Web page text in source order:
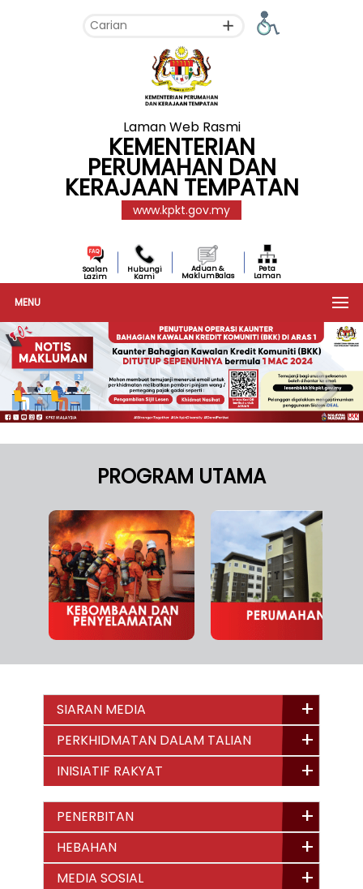
Laman Web Rasmi
KEMENTERIAN
PERUMAHAN DAN
KERAJAAN TEMPATAN
www.kpkt.gov.my
Soalan
Lazim
Hubungi
Kami
Aduan &
MaklumBalas
Peta
Laman
MENU
PROGRAM UTAMA
SIARAN MEDIA
PERKHIDMATAN DALAM TALIAN
INISIATIF RAKYAT
PENERBITAN
HEBAHAN
MEDIA SOSIAL